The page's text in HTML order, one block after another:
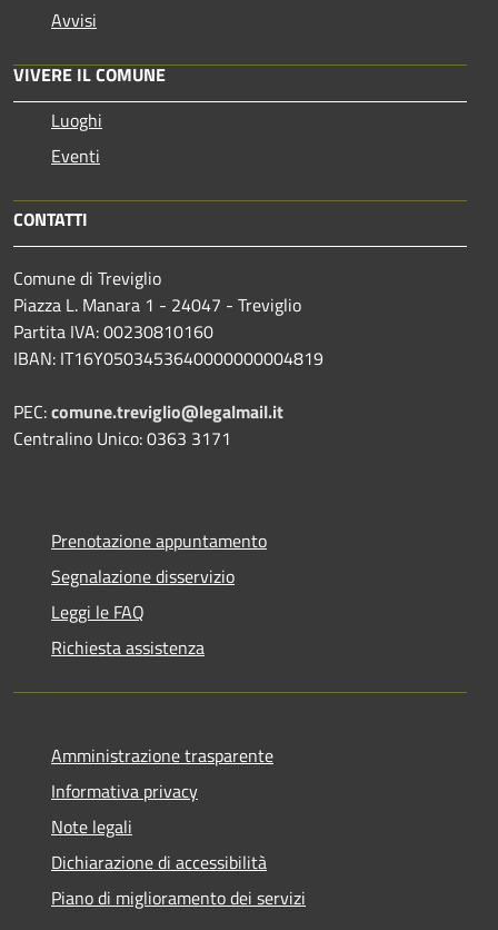
Avvisi
VIVERE IL COMUNE
Luoghi
Eventi
CONTATTI
Comune di Treviglio
Piazza L. Manara 1 - 24047 - Treviglio
Partita IVA: 00230810160
IBAN: IT16Y0503453640000000004819
PEC:comune.treviglio@legalmail.it
Centralino Unico: 0363 3171
Prenotazione appuntamento
Segnalazione disservizio
Leggi le FAQ
Richiesta assistenza
Amministrazione trasparente
Informativa privacy
Note legali
Dichiarazione di accessibilità
Piano di miglioramento dei servizi